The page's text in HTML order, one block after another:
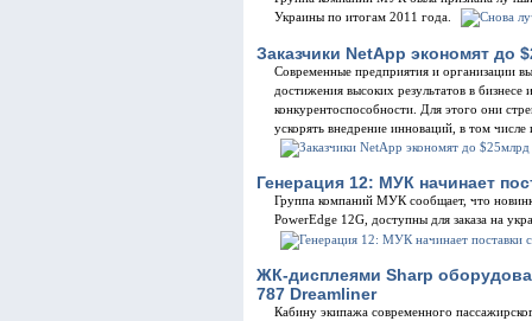
Украины по итогам 2011 года.
Заказчики NetApp экономят до
Современные предприятия и организации
достижения высоких результатов в
конкурентоспособности. Для этого они
ускорять внедрение инноваций, в том
Генерация 12: МУК начинает
Группа компаний МУК сообщает, что
PowerEdge 12G, доступны для заказа на
ЖК-дисплеями Sharp
787 Dreamliner
Кабину экипажа современного